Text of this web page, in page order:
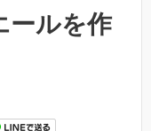
ールを作